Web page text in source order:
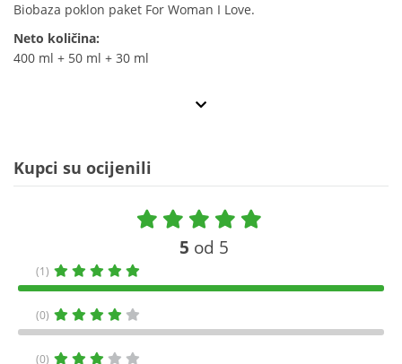
Biobaza poklon paket For Woman I Love.
Neto količina:
400 ml + 50 ml + 30 ml
Kupci su ocijenili
5 od 5
(1)
(0)
(0)